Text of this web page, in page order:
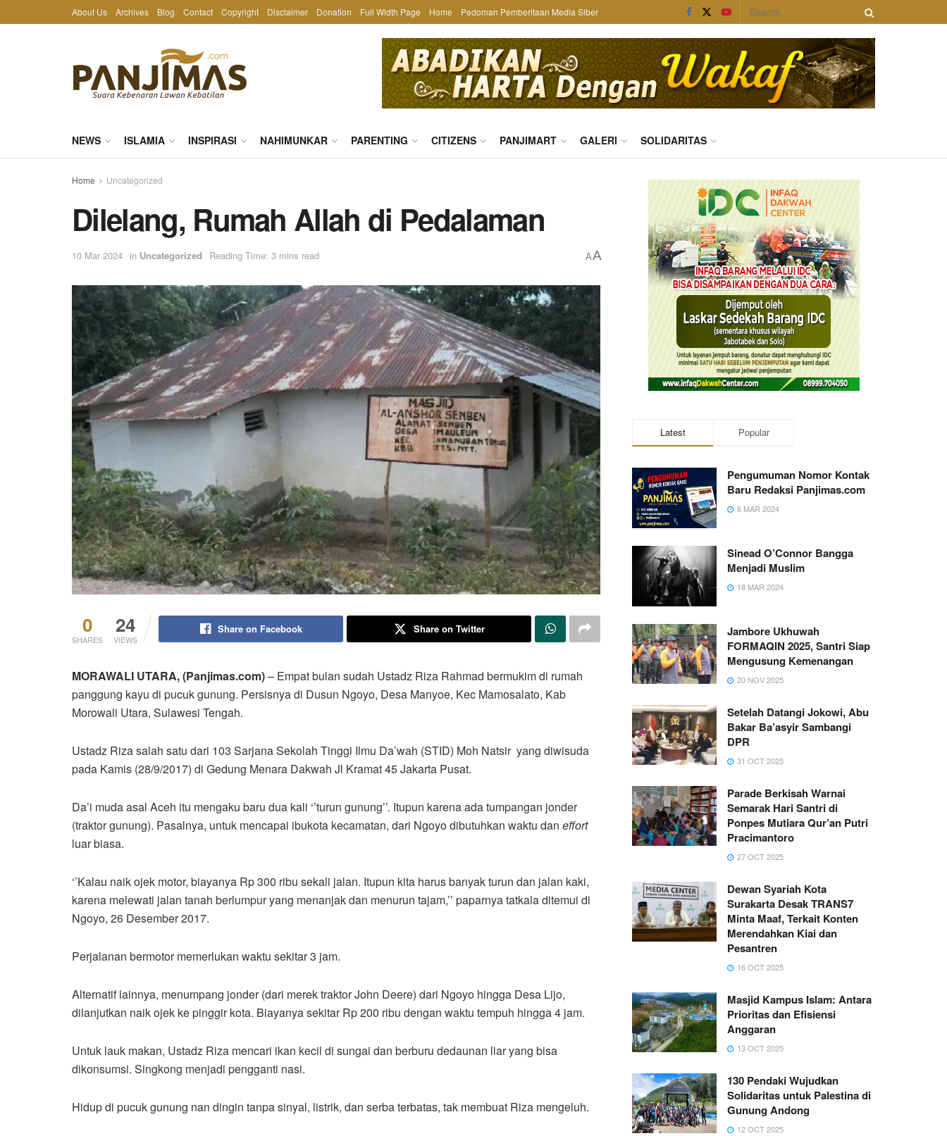
About Us Archives Blog Contact Copyright Disclaimer Donation Full Width Page Home Pedoman Pemberitaan Media Siber
NEWS ISLAMIA INSPIRASI NAHIMUNKAR PARENTING CITIZENS PANJIMART GALERI SOLIDARITAS
Home Uncategorized
Dilelang, Rumah Allah di Pedalaman
10 Mar 2024 in Uncategorized Reading Time: 3 mins read AA
0
SHARES
24
VIEWS
Share on Facebook Share on Twitter
MORAWALI UTARA, (Panjimas.com)– Empat bulan sudah Ustadz Riza Rahmad bermukim di rumah
panggung kayu di pucuk gunung. Persisnya di Dusun Ngoyo, Desa Manyoe, Kec Mamosalato, Kab
Morowali Utara, Sulawesi Tengah.
Ustadz Riza salah satu dari 103 Sarjana Sekolah Tinggi Ilmu Da’wah (STID) Moh Natsir yang diwisuda
pada Kamis (28/9/2017) di Gedung Menara Dakwah Jl Kramat 45 Jakarta Pusat.
Da’i muda asal Aceh itu mengaku baru dua kali ‘’turun gunung’’. Itupun karena ada tumpangan jonder
(traktor gunung). Pasalnya, untuk mencapai ibukota kecamatan, dari Ngoyo dibutuhkan waktu dan effort
luar biasa.
‘’Kalau naik ojek motor, biayanya Rp 300 ribu sekali jalan. Itupun kita harus banyak turun dan jalan kaki,
karena melewati jalan tanah berlumpur yang menanjak dan menurun tajam,’’ paparnya tatkala ditemui di
Ngoyo, 26 Desember 2017.
Perjalanan bermotor memerlukan waktu sekitar 3 jam.
Alternatif lainnya, menumpang jonder (dari merek traktor John Deere) dari Ngoyo hingga Desa Lijo,
dilanjutkan naik ojek ke pinggir kota. Biayanya sekitar Rp 200 ribu dengan waktu tempuh hingga 4 jam.
Untuk lauk makan, Ustadz Riza mencari ikan kecil di sungai dan berburu dedaunan liar yang bisa
dikonsumsi. Singkong menjadi pengganti nasi.
Hidup di pucuk gunung nan dingin tanpa sinyal, listrik, dan serba terbatas, tak membuat Riza mengeluh.
Latest Popular
Pengumuman Nomor Kontak
Baru Redaksi Panjimas.com
8 MAR 2024
Sinead O’Connor Bangga
Menjadi Muslim
18 MAR 2024
Jambore Ukhuwah
FORMAQIN 2025, Santri Siap
Mengusung Kemenangan
20 NOV 2025
Setelah Datangi Jokowi, Abu
Bakar Ba’asyir Sambangi
DPR
31 OCT 2025
Parade Berkisah Warnai
Semarak Hari Santri di
Ponpes Mutiara Qur’an Putri
Pracimantoro
27 OCT 2025
Dewan Syariah Kota
Surakarta Desak TRANS7
Minta Maaf, Terkait Konten
Merendahkan Kiai dan
Pesantren
16 OCT 2025
Masjid Kampus Islam: Antara
Prioritas dan Efisiensi
Anggaran
13 OCT 2025
130 Pendaki Wujudkan
Solidaritas untuk Palestina di
Gunung Andong
12 OCT 2025